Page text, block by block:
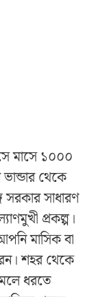
মাসে ১০০০
থেকে
সরকার সাধারণ
প্রকল্প।
মাসিক বা
শহর থেকে
ধরতে